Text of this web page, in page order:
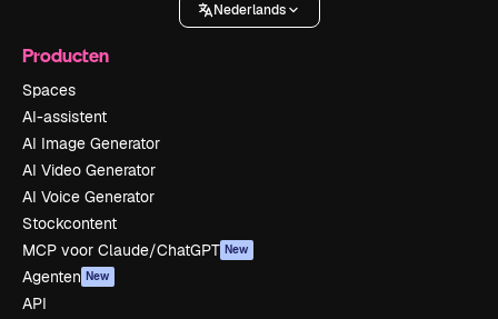
Nederlands
Producten
Spaces
AI-assistent
AI Image Generator
AI Video Generator
AI Voice Generator
Stockcontent
MCP voor Claude/ChatGPT New
Agenten New
API